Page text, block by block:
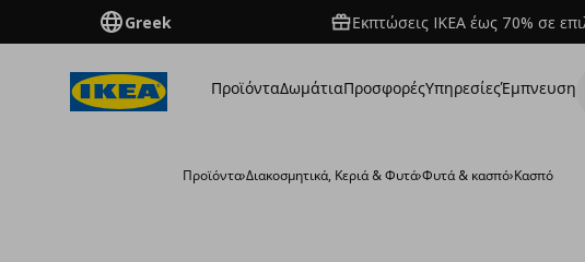
Greek Εκπτώσεις IKEA έως 70% σε
ΠροϊόνταΔωμάτιαΠροσφορέςΥπηρεσίεςΈμπνευση
Προϊόντα›Διακοσμητικά, Κεριά & Φυτά›Φυτά & κασπό›Κασπό